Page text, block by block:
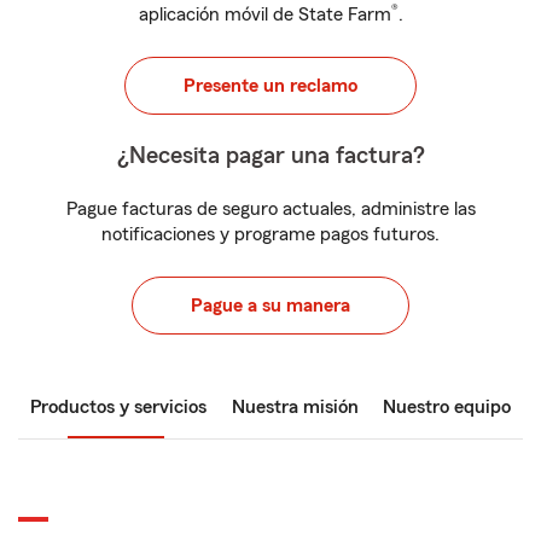
aplicación móvil de State Farm®.
Presente un reclamo
¿Necesita pagar una factura?
Pague facturas de seguro actuales, administre las
notificaciones y programe pagos futuros.
Pague a su manera
Productos y servicios Nuestra misión Nuestro equipo